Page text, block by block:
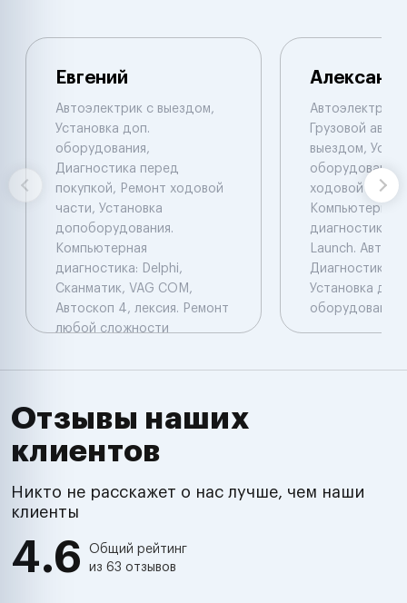
Евгений
Автоэлектрик с выездом,
Установка доп.
оборудования,
Диагностика перед
покупкой, Ремонт ходовой
части, Установка
допоборудования.
Компьютерная
диагностика: Delphi,
Сканматик, VAG COM,
Автоскоп 4, лексия. Ремонт
любой сложности
Автоэлектрик
Грузовой
выездом,
ходовой части.
Компьютерная
диагностика:
Launch.
Диагностика.
Установка доп
оборудования.
Отзывы наших
клиентов
Никто не расскажет о нас лучше, чем наши
клиенты
4.6
Общий рейтинг
из 63 отзывов